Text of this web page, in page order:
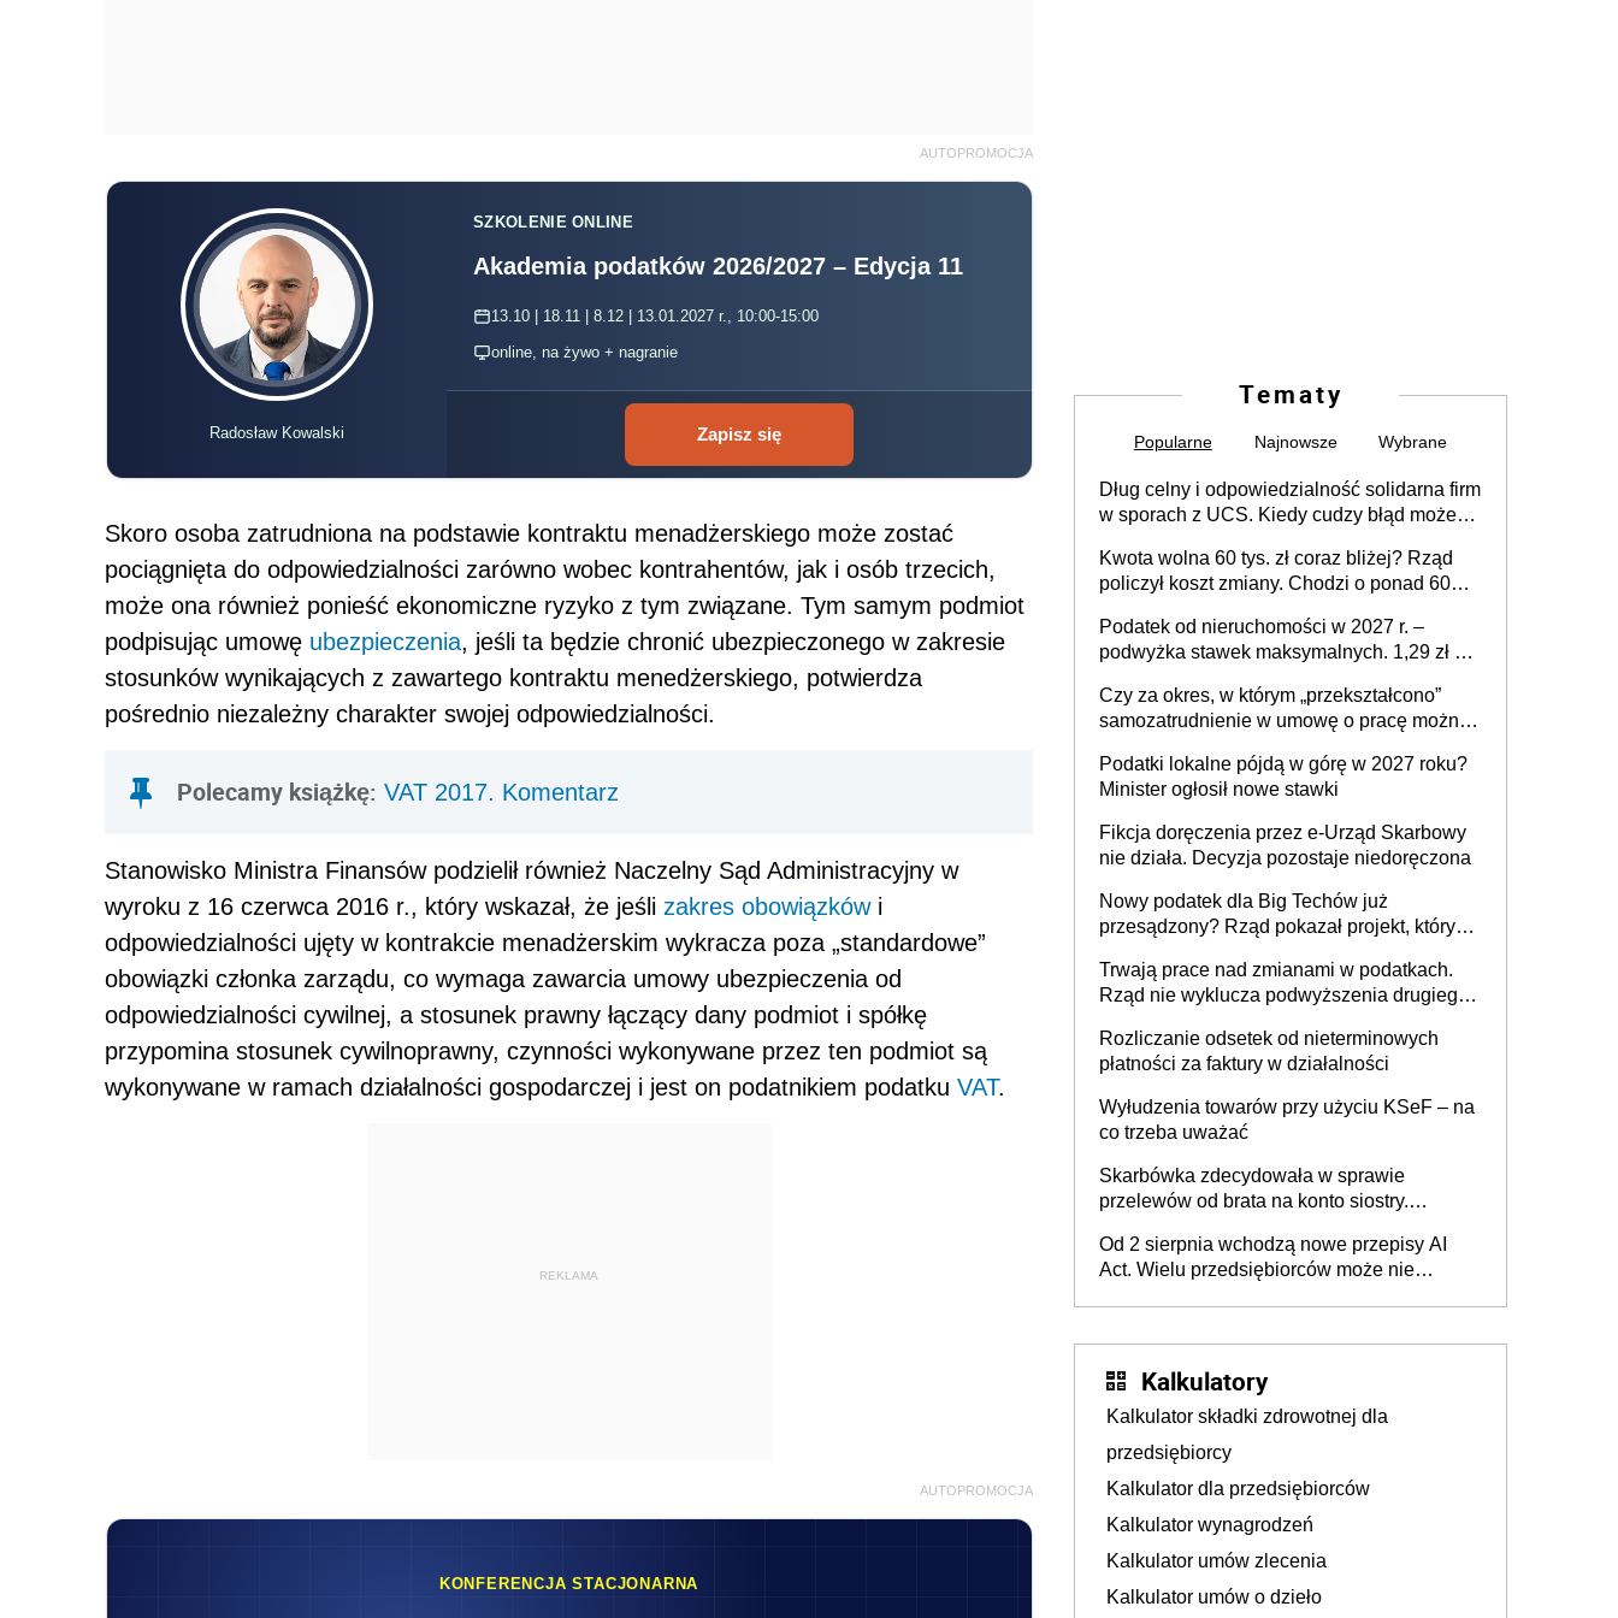
AUTOPROMOCJA
Radosław Kowalski
SZKOLENIE ONLINE
Akademia podatków 2026/2027 – Edycja 11
13.10 | 18.11 | 8.12 | 13.01.2027 r., 10:00-15:00
online, na żywo + nagranie
Zapisz się
Skoro osoba zatrudniona na podstawie kontraktu menadżerskiego może zostać
pociągnięta do odpowiedzialności zarówno wobec kontrahentów, jak i osób trzecich,
może ona również ponieść ekonomiczne ryzyko z tym związane. Tym samym podmiot
podpisując umowę ubezpieczenia, jeśli ta będzie chronić ubezpieczonego w zakresie
stosunków wynikających z zawartego kontraktu menedżerskiego, potwierdza
pośrednio niezależny charakter swojej odpowiedzialności.
Polecamy książkę: VAT 2017. Komentarz
Stanowisko Ministra Finansów podzielił również Naczelny Sąd Administracyjny w
wyroku z 16 czerwca 2016 r., który wskazał, że jeśli zakres obowiązkówi
odpowiedzialności ujęty w kontrakcie menadżerskim wykracza poza „standardowe”
obowiązki członka zarządu, co wymaga zawarcia umowy ubezpieczenia od
odpowiedzialności cywilnej, a stosunek prawny łączący dany podmiot i spółkę
przypomina stosunek cywilnoprawny, czynności wykonywane przez ten podmiot są
wykonywane w ramach działalności gospodarczej i jest on podatnikiem podatku VAT.
REKLAMA
AUTOPROMOCJA
KONFERENCJA STACJONARNA
Tematy
Popularne Najnowsze Wybrane
Dług celny i odpowiedzialność solidarna firm
w sporach z UCS. Kiedy cudzy błąd może
Kwota wolna 60 tys. zł coraz bliżej? Rząd
policzył koszt zmiany. Chodzi o ponad 60
Podatek od nieruchomości w 2027 r. –
podwyżka stawek maksymalnych. 1,29 zł za
budynków i lokali związanych z
prowadzeniem działalności gospodarczej
Czy za okres, w którym „przekształcono”
samozatrudnienie w umowę o pracę można
umowy cywilnoprawnej jedynym
racjonalnym wyjściem
Podatki lokalne pójdą w górę w 2027 roku?
Minister ogłosił nowe stawki
Fikcja doręczenia przez e-Urząd Skarbowy
nie działa. Decyzja pozostaje niedoręczona
Nowy podatek dla Big Techów już
przesądzony? Rząd pokazał projekt, który
Trwają prace nad zmianami w podatkach.
Rząd nie wyklucza podwyższenia drugiego
Rozliczanie odsetek od nieterminowych
płatności za faktury w działalności
Wyłudzenia towarów przy użyciu KSeF – na
co trzeba uważać
Skarbówka zdecydowała w sprawie
przelewów od brata na konto siostry.
darowizna, ale podatku jednak nie będzie
Od 2 sierpnia wchodzą nowe przepisy AI
Act. Wielu przedsiębiorców może nie
Kalkulatory
Kalkulator składki zdrowotnej dla
przedsiębiorcy
Kalkulator dla przedsiębiorców
Kalkulator wynagrodzeń
Kalkulator umów zlecenia
Kalkulator umów o dzieło